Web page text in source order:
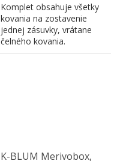
Komplet obsahuje všetky
kovania na zostavenie
jednej zásuvky, vrátane
čelného kovania.
K-BLUM Merivobox,